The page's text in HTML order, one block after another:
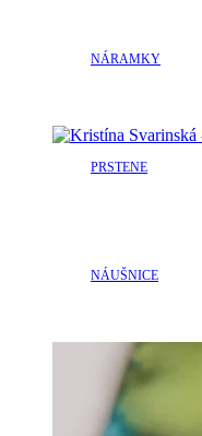
NÁRAMKY
PRSTENE
NÁUŠNICE